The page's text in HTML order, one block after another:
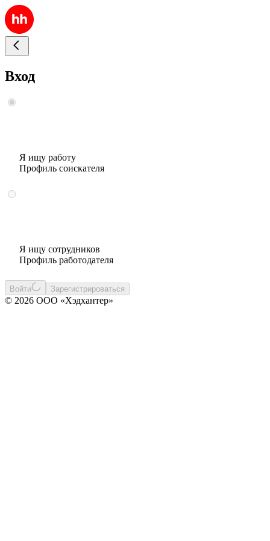
Вход
Я ищу работу
Профиль соискателя
Я ищу сотрудников
Профиль работодателя
Войти Зарегистрироваться
© 2026 ООО «Хэдхантер»